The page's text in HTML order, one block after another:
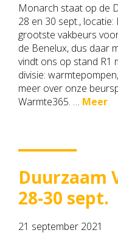
Monarch staat op de
28 en 30 sept.,
grootste vakbeurs
de Benelux, dus daar
vindt ons op stand R1
divisie:
meer over onze
Warmte365. … Meer
Duurzaam
28-30 sept.
21 september 2021